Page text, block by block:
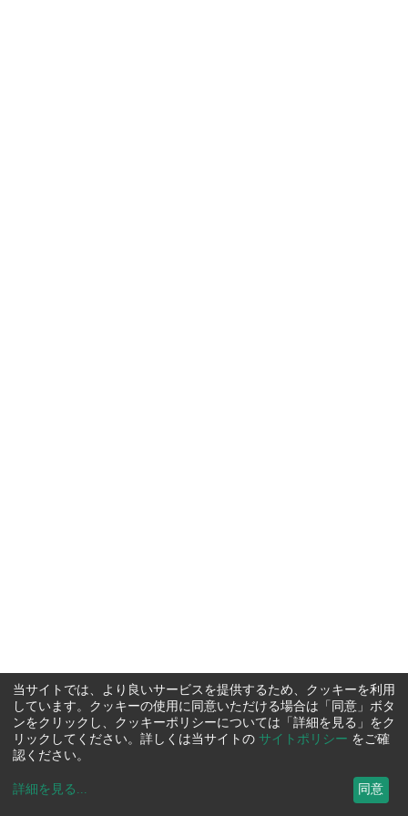
当サイトでは、より良いサービスを提供するため、クッキーを利用
しています。クッキーの使用に同意いただける場合は「同意」ボタ
ンをクリックし、クッキーポリシーについては「詳細を見る」をク
リックしてください。詳しくは当サイトの サイトポリシー をご確
認ください。
詳細を見る ... 同意